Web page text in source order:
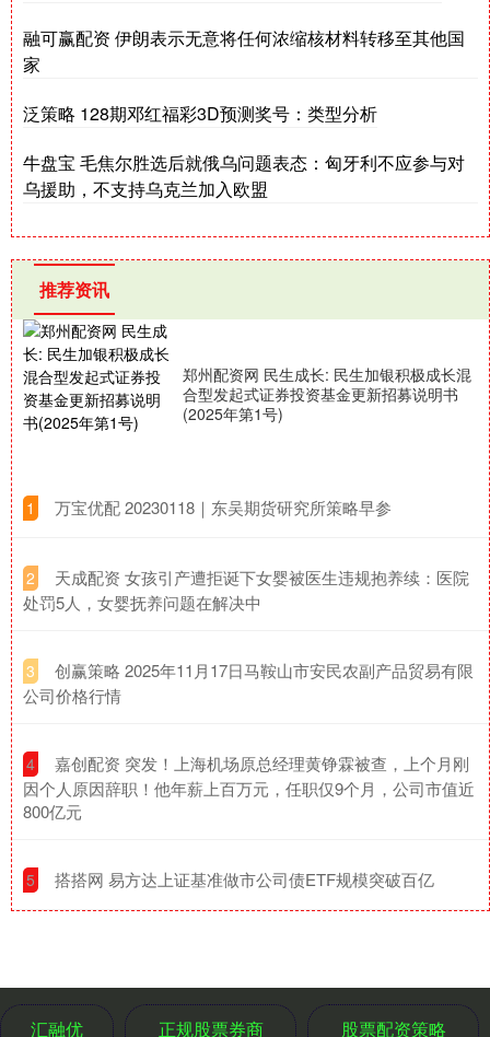
融可赢配资 伊朗表示无意将任何浓缩核材料转移至其他国
家
泛策略 128期邓红福彩3D预测奖号：类型分析
牛盘宝 毛焦尔胜选后就俄乌问题表态：匈牙利不应参与对
乌援助，不支持乌克兰加入欧盟
推荐资讯
郑州配资网 民生成长: 民生加银积极成长混
合型发起式证券投资基金更新招募说明书
(2025年第1号)
1 ​万宝优配 20230118｜东吴期货研究所策略早参
2
​天成配资 女孩引产遭拒诞下女婴被医生违规抱养续：医院
处罚5人，女婴抚养问题在解决中
3
​创赢策略 2025年11月17日马鞍山市安民农副产品贸易有限
公司价格行情
4
​嘉创配资 突发！上海机场原总经理黄铮霖被查，上个月刚
因个人原因辞职！他年薪上百万元，任职仅9个月，公司市值近
800亿元
5 ​搭搭网 易方达上证基准做市公司债ETF规模突破百亿
汇融优 正规股票券商 股票配资策略